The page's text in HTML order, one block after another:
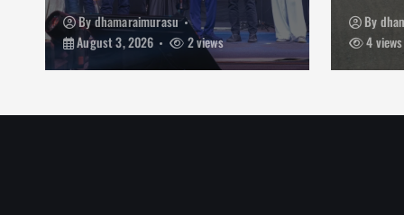
Bydhamaraimurasu
August 3, 2026
2 views
By
4 views